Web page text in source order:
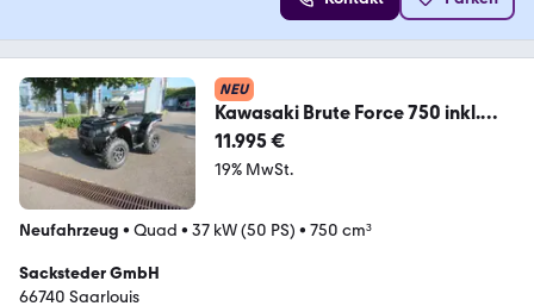
NEU
Kawasaki Brute Force 750 inkl.
LOF-Zul.Tageszulassung
11.995 €
19% MwSt.
Neufahrzeug • Quad • 37 kW (50 PS) • 750 cm³
Sacksteder GmbH
66740 Saarlouis